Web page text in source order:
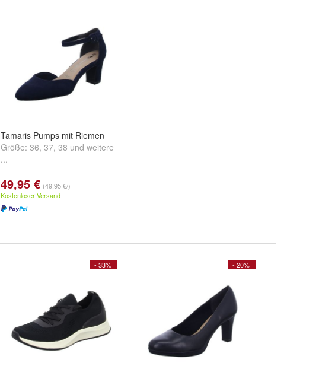
Tamaris Pumps mit Riemen
Größe: 36, 37, 38 und weitere
...
49,95 € (49,95 €/)
Kostenloser Versand
- 33% - 20%